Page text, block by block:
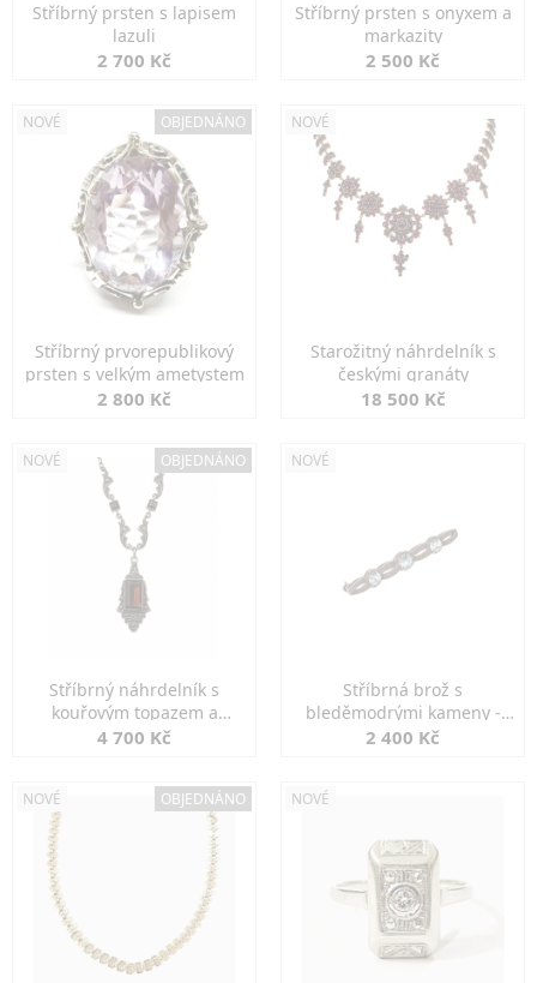
Stříbrný prsten s lapisem
lazuli
2 700 Kč
Stříbrný prsten s onyxem a
markazity
2 500 Kč
NOVÉ OBJEDNÁNO
Stříbrný prvorepublikový
prsten s velkým ametystem
2 800 Kč
NOVÉ
Starožitný náhrdelník s
českými granáty
18 500 Kč
NOVÉ OBJEDNÁNO
Stříbrný náhrdelník s
kouřovým topazem a
markazity
4 700 Kč
NOVÉ
Stříbrná brož s
bleděmodrými kameny -
jemná elegance
2 400 Kč
NOVÉ OBJEDNÁNO NOVÉ